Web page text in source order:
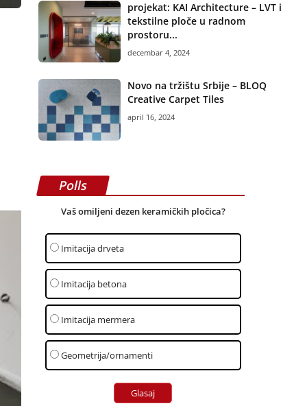
projekat: KAI Architecture – LVT i
tekstilne ploče u radnom
prostoru...
decembar 4, 2024
Novo na tržištu Srbije – BLOQ
Creative Carpet Tiles
april 16, 2024
Polls
Vaš omiljeni dezen keramičkih pločica?
Imitacija drveta
Imitacija betona
Imitacija mermera
Geometrija/ornamenti